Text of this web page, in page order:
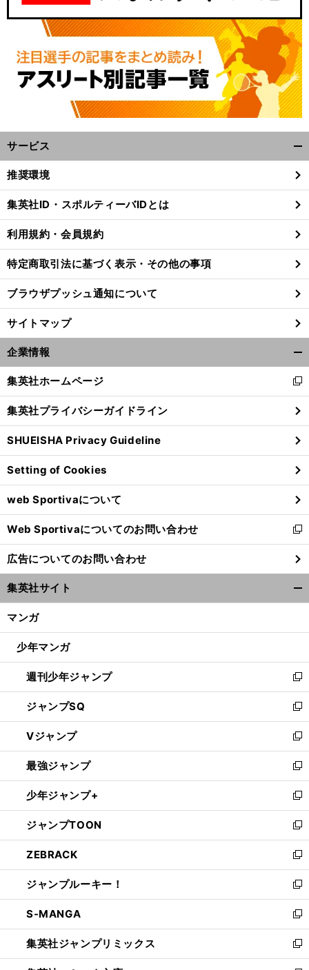
サービス
閉
る
推奨環境
集英社ID・スポルティーバIDとは
利用規約・会員規約
特定商取引法に基づく表示・その他の事項
ブラウザプッシュ通知について
サイトマップ
企業情報
閉
る
集英社ホームページ
新
し
い
ウ
ィ
ン
ド
ウ
で
開
く
集英社プライバシーガイドライン
SHUEISHA Privacy Guideline
Setting of Cookies
web Sportivaについて
Web Sportivaについてのお問い合わせ
新
し
い
ウ
ィ
ン
ウ
開
く
広告についてのお問い合わせ
集英社サイト
マンガ
少年マンガ
週刊少年ジャンプ
新
し
い
ウ
ィ
ン
ド
ウ
で
開
く
ジャンプSQ
新
し
い
ウ
ィ
ン
ド
ウ
で
開
く
Vジャンプ
新
し
い
ウ
ィ
ン
ド
ウ
で
開
く
最強ジャンプ
新
し
い
ウ
ィ
ン
ド
ウ
で
開
く
少年ジャンプ+
新
し
い
ウ
ィ
ン
ド
ウ
で
開
く
ジャンプTOON
新
し
い
ウ
ィ
ン
ド
ウ
で
開
ZEBRACK
新
し
い
ウ
ィ
ン
ド
ウ
ジャンプルーキー！
新
し
い
ウ
ィ
ン
S-MANGA
新
し
い
ウ
集英社ジャンプリミックス
新
し